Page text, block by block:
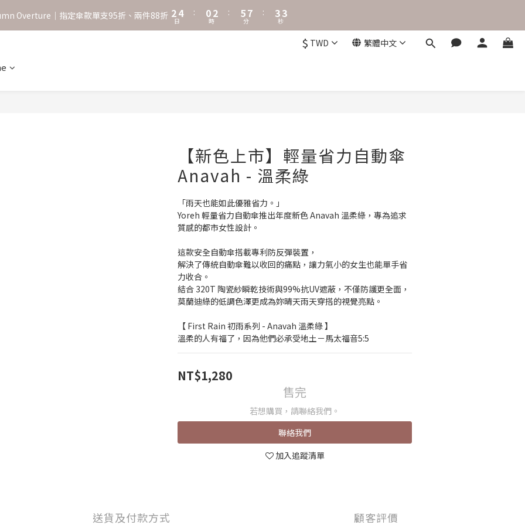
˖⋆꙳𝜗𝜚꙳. Shefa 沃野棕4款 全新上市˖⋆꙳𝜗𝜚꙳
0 2
1
0
0
3
2
1
5
4
3
1
0
‧⁺ ⊹˚. 台灣地區任選兩支傘免運 ⁺ ⊹˚.
$ TWD 繁體中文
【新色上市】輕量省力自動傘
Anavah - 溫柔綠
「雨天也能如此優雅省力。」
Yoreh 輕量省力自動傘推出年度新色 Anavah 溫柔綠，專為追求
質感的都市女性設計。
這款安全自動傘搭載專利防反彈裝置，
解決了傳統自動傘難以收回的痛點，讓力氣小的女生也能單手省
力收合。
結合 320T 陶瓷紗瞬乾技術與99%抗UV遮蔽，不僅防護更全面，
莫蘭迪綠的低調色澤更成為妳晴天雨天穿搭的視覺亮點。
【 First Rain 初雨系列 - Anavah 溫柔綠 】
溫柔的人有福了，因為他們必承受地土－馬太福音5:5
NT$1,280
售完
若想購買，請聯絡我們。
聯絡我們
加入追蹤清單
送貨及付款方式 顧客評價